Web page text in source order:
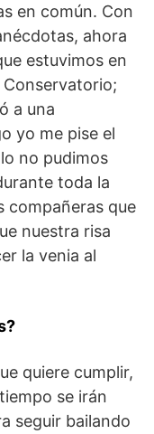
en común. Con
ahora
estuvimos en
a una
yo me pise el
no pudimos
toda la
compañeras que
nuestra risa
la venia al
quiere cumplir,
se irán
seguir bailando